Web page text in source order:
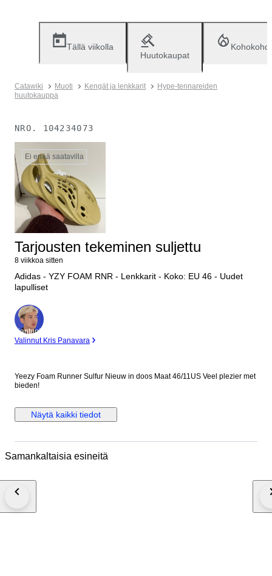
Tällä viikolla
Huutokaupat
Catawiki Muoti Kengät ja lenkkarit
Hype-tennareiden
huutokauppa
NRO. 104234073
Ei enää saatavilla
Tarjousten tekeminen suljettu
8 viikkoa sitten
Adidas - YZY FOAM RNR - Lenkkarit - Koko: EU 46 - Uudet
lapulliset
asiantuntija
Valinnut Kris Panavara
Yeezy Foam Runner Sulfur Nieuw in doos Maat 46/11US Veel plezier met
bieden!
Näytä kaikki tiedot
Samankaltaisia esineitä